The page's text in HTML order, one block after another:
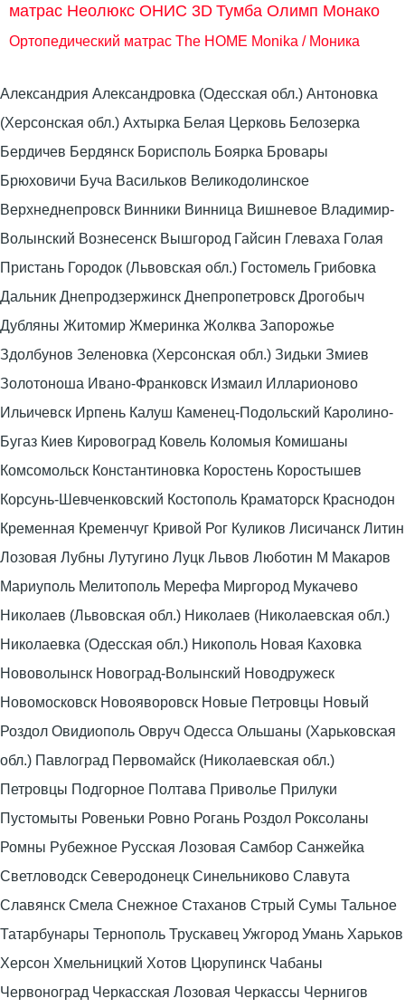
матрас Неолюкс ОНИС 3D Тумба Олимп Монако
Ортопедический матрас The HOME Monika / Моника
Александрия Александровка (Одесская обл.) Антоновка
(Херсонская обл.) Ахтырка Белая Церковь Белозерка
Бердичев Бердянск Борисполь Боярка Бровары
Брюховичи Буча Васильков Великодолинское
Верхнеднепровск Винники Винница Вишневое Владимир-
Волынский Вознесенск Вышгород Гайсин Глеваха Голая
Пристань Городок (Львовская обл.) Гостомель Грибовка
Дальник Днепродзержинск Днепропетровск Дрогобыч
Дубляны Житомир Жмеринка Жолква Запорожье
Здолбунов Зеленовка (Херсонская обл.) Зидьки Змиев
Золотоноша Ивано-Франковск Измаил Илларионово
Ильичевск Ирпень Калуш Каменец-Подольский Каролино-
Бугаз Киев Кировоград Ковель Коломыя Комишаны
Комсомольск Константиновка Коростень Коростышев
Корсунь-Шевченковский Костополь Краматорск Краснодон
Кременная Кременчуг Кривой Рог Куликов Лисичанск Литин
Лозовая Лубны Лутугино Луцк Львов Люботин М Макаров
Мариуполь Мелитополь Мерефа Миргород Мукачево
Николаев (Львовская обл.) Николаев (Николаевская обл.)
Николаевка (Одесская обл.) Никополь Новая Каховка
Нововолынск Новоград-Волынский Новодружеск
Новомосковск Новояворовск Новые Петровцы Новый
Роздол Овидиополь Овруч Одесса Ольшаны (Харьковская
обл.) Павлоград Первомайск (Николаевская обл.)
Петровцы Подгорное Полтава Приволье Прилуки
Пустомыты Ровеньки Ровно Рогань Роздол Роксоланы
Ромны Рубежное Русская Лозовая Самбор Санжейка
Светловодск Северодонецк Синельниково Славута
Славянск Смела Снежное Стаханов Стрый Сумы Тальное
Татарбунары Тернополь Трускавец Ужгород Умань Харьков
Херсон Хмельницкий Хотов Цюрупинск Чабаны
Червоноград Черкасская Лозовая Черкассы Чернигов